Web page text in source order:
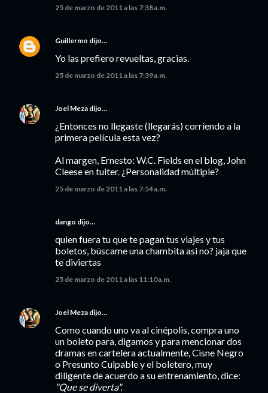
25 de marzo de 2011 a las 7:38 a.m.
Guillermo dijo…
Yo las prefiero revueltas, gracias.
25 de marzo de 2011 a las 7:39 a.m.
Joel Meza dijo…
¿Entonces no llegaste (llegarás) corriendo a la
primera película esta vez?
Al margen, Ernesto: W.C. Fields en el blog, John
Cleese en tuiter. ¿Personalidad múltiple?
25 de marzo de 2011 a las 7:54 a.m.
dango dijo…
quien fuera tu que te pagan tus viajes y tus
boletos, búscame una chambita asi no? jaja que
te diviertas
25 de marzo de 2011 a las 11:10 a.m.
Joel Meza dijo…
Como cuando uno va al cinépolis, compra uno
un boleto para, digamos y para mencionar dos
dramas en cartelera actualmente, Cisne Negro
o Presunto Culpable y el boletero, muy
diligente de acuerdo a su entrenamiento, dice:
"Que se diverta".